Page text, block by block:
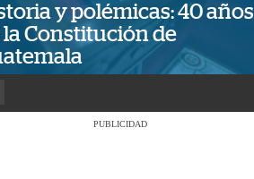
y polémicas: 40 años
la Constitución de
PUBLICIDAD